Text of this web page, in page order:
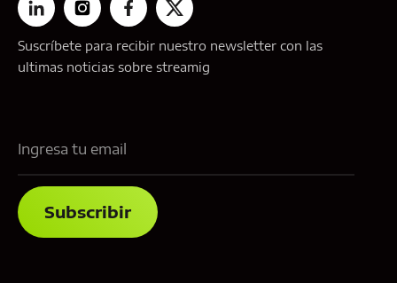
Suscríbete para recibir nuestro newsletter con las
ultimas noticias sobre streamig